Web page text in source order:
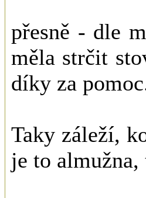
přesně - dle
měla strčit
díky za
Taky záleží,
je to